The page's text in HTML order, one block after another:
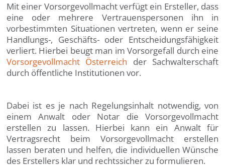
Mit einer Vorsorgevollmacht verfügt ein Ersteller, dass
eine oder mehrere Vertrauenspersonen ihn in
vorbestimmten Situationen vertreten, wenn er seine
Handlungs-, Geschäfts- oder Entscheidungsfähigkeit
verliert. Hierbei beugt man im Vorsorgefall durch eine
Vorsorgevollmacht Österreich der Sachwalterschaft
durch öffentliche Institutionen vor.
Dabei ist es je nach Regelungsinhalt notwendig, von
einem Anwalt oder Notar die Vorsorgevollmacht
erstellen zu lassen. Hierbei kann ein Anwalt für
Vertragsrecht beim Vorsorgevollmacht erstellen
lassen beraten und helfen, die individuellen Wünsche
des Erstellers klar und rechtssicher zu formulieren.